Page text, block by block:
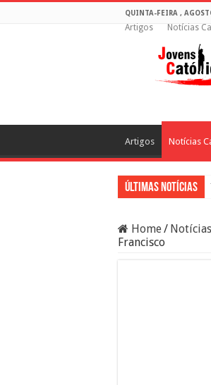
QUINTA-FEIRA ,
Artigos Notícias
Artigos Notícias
Últimas Notícias
Home/
Francisco